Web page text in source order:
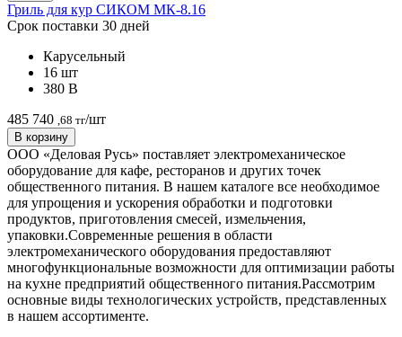
Гриль для кур СИКОМ МК-8.16
Срок поставки 30 дней
Карусельный
16 шт
380 В
485 740 ,68 тг/шт
В корзину
ООО «Деловая Русь» поставляет электромеханическое
оборудование для кафе, ресторанов и других точек
общественного питания. В нашем каталоге все необходимое
для упрощения и ускорения обработки и подготовки
продуктов, приготовления смесей, измельчения,
упаковки.Современные решения в области
электромеханического оборудования предоставляют
многофункциональные возможности для оптимизации работы
на кухне предприятий общественного питания.Рассмотрим
основные виды технологических устройств, представленных
в нашем ассортименте.